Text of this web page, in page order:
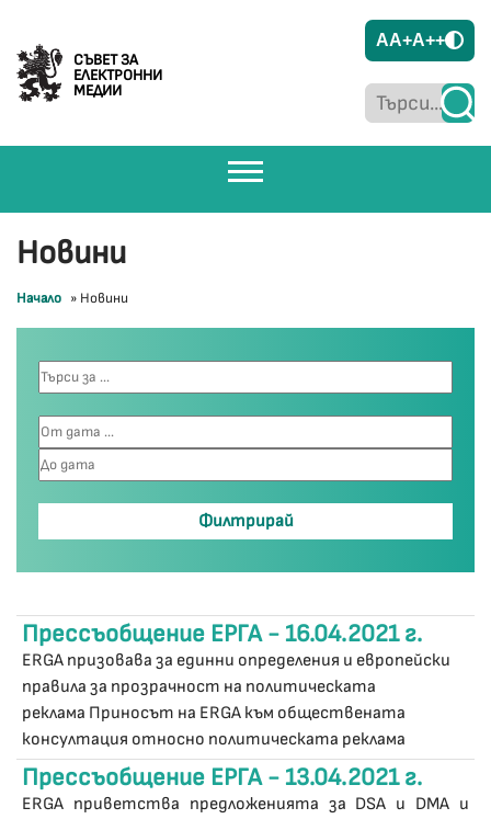
СЪВЕТ ЗА
ЕЛЕКТРОННИ
МЕДИИ
AA+A++
Новини
Начало » Новини
Прессъобщение ЕРГА - 16.04.2021 г.
ERGA призовава за единни определения и европейски
правила за прозрачност на политическата
реклама Приносът на ERGA към обществената
консултация относно политическата реклама
Прессъобщение ЕРГА - 13.04.2021 г.
ERGA приветства предложенията за DSA и DMA и